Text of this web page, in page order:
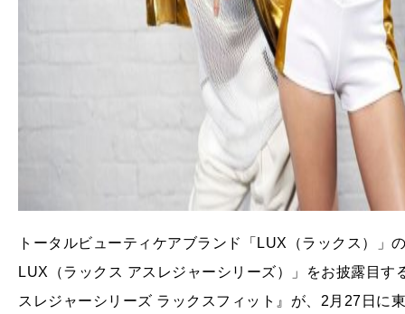
トータルビューティケアブランド「LUX（ラックス）
LUX（ラックス アスレジャーシリーズ）」をお披露目
スレジャーシリーズ ラックスフィット』が、2月27日に